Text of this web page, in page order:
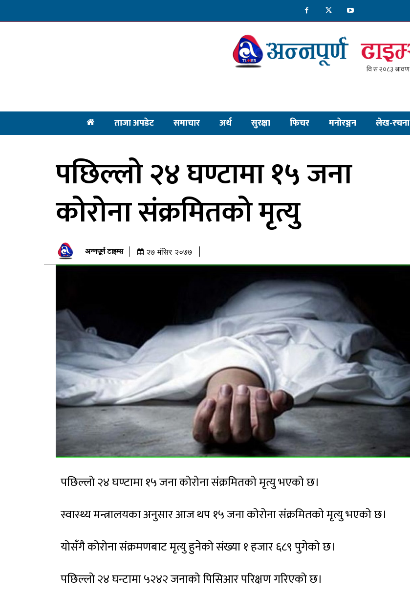
ताजा अपडेट समाचार अर्थ सुरक्षा फिचर मनाेरञ्जन लेख-रचना
पछिल्लो २४ घण्टामा १५ जना
कोरोना संक्रमितको मृत्यु
अन्नपूर्ण टाइम्स २७ मंसिर २०७७
पछिल्लो २४ घण्टामा १५ जना कोरोना संक्रमितको मृत्यु भएको छ।
स्वास्थ्य मन्त्रालयका अनुसार आज थप १५ जना कोरोना संक्रमितको मृत्यु भएको छ।
योसँगै कोरोना संक्रमणबाट मृत्यु हुनेको संख्या १ हजार ६८९ पुगेको छ।
पछिल्लो २४ घन्टामा ५२४२ जनाको पिसिआर परिक्षण गरिएको छ।